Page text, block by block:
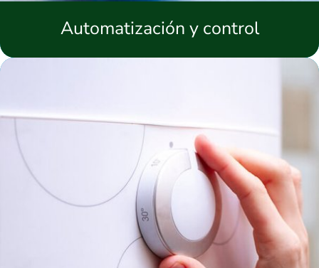
Automatización y control